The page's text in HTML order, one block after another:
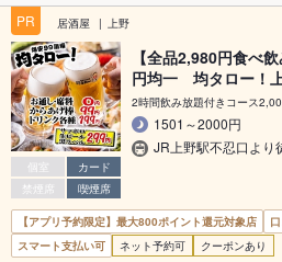
PR 居酒屋 上野
個室
カード
禁煙席
喫煙席
【全品2,980円食べ
円均一 均タロー！
2時間飲み放題付きコース
1501～2000円
JR上野駅不忍口より
【アプリ予約限定】最大800ポイント還元対象店
スマート支払い可
ネット予約可 クーポンあり